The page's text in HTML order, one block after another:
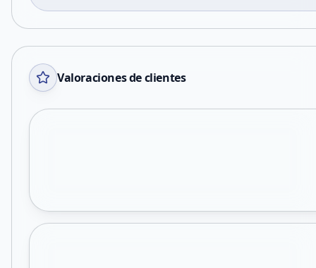
Valoraciones de clientes